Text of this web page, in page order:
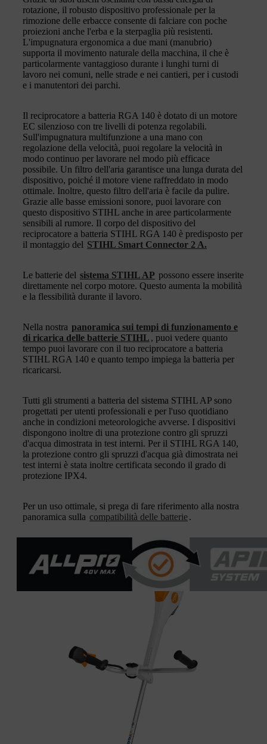
rotazione, il robusto dispositivo professionale per la
rimozione delle erbacce consente di falciare con poche
proiezioni anche l'erba e la sterpaglia più resistenti.
L'impugnatura ergonomica a due mani (manubrio)
supporta il movimento naturale della macchina, il che è
particolarmente vantaggioso durante i lunghi turni di
lavoro nei comuni, nelle strade e nei cantieri, per i custodi
e i manutentori dei parchi.
Il reciprocatore a batteria RGA 140 è dotato di un motore
EC silenzioso con tre livelli di potenza regolabili.
Sull'impugnatura multifunzione a una mano con
regolazione della velocità, puoi regolare la velocità in
modo continuo per lavorare nel modo più efficace
possibile. Un filtro dell'aria garantisce una lunga durata del
dispositivo, poiché il motore viene raffreddato in modo
ottimale. Inoltre, questo filtro dell'aria è facile da pulire.
Grazie alle basse emissioni sonore, puoi lavorare con
questo dispositivo STIHL anche in aree particolarmente
sensibili al rumore. Il corpo del dispositivo del
reciprocatore a batteria STIHL RGA 140 è predisposto per
il montaggio del STIHL Smart Connector 2 A.
Le batterie del sistema STIHL AP possono essere inserite
direttamente nel corpo motore. Questo aumenta la mobilità
e la flessibilità durante il lavoro.
Nella nostra panoramica sui tempi di funzionamento e
di ricarica delle batterie STIHL , puoi vedere quanto
tempo puoi lavorare con il tuo reciprocatore a batteria
STIHL RGA 140 e quanto tempo impiega la batteria per
ricaricarsi.
Tutti gli strumenti a batteria del sistema STIHL AP sono
progettati per utenti professionali e per l'uso quotidiano
anche in condizioni meteorologiche avverse. I dispositivi
dispongono inoltre di una protezione contro gli spruzzi
d'acqua dimostrata in test interni. Per il STIHL RGA 140,
la protezione contro gli spruzzi d'acqua già dimostrata nei
test interni è stata inoltre certificata secondo il grado di
protezione IPX4.
Per un uso ottimale, si prega di fare riferimento alla nostra
panoramica sulla compatibilità delle batterie.